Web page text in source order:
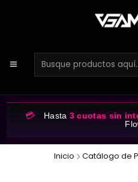
💳 Hasta 3 cuotas sin
Inicio Catálogo de